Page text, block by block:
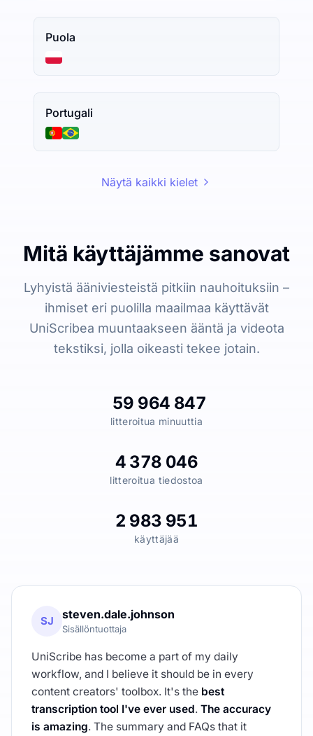
Puola
Portugali
Näytä kaikki kielet
Mitä käyttäjämme sanovat
Lyhyistä ääniviesteistä pitkiin nauhoituksiin –
ihmiset eri puolilla maailmaa käyttävät
UniScribea muuntaakseen ääntä ja videota
tekstiksi, jolla oikeasti tekee jotain.
59 964 847
litteroitua minuuttia
4 378 046
litteroitua tiedostoa
2 983 951
käyttäjää
SJ steven.dale.johnson
Sisällöntuottaja
UniScribe has become a part of my daily
workflow, and I believe it should be in every
content creators' toolbox. It's the best
transcription tool I've ever used. The accuracy
is amazing. The summary and FAQs that it